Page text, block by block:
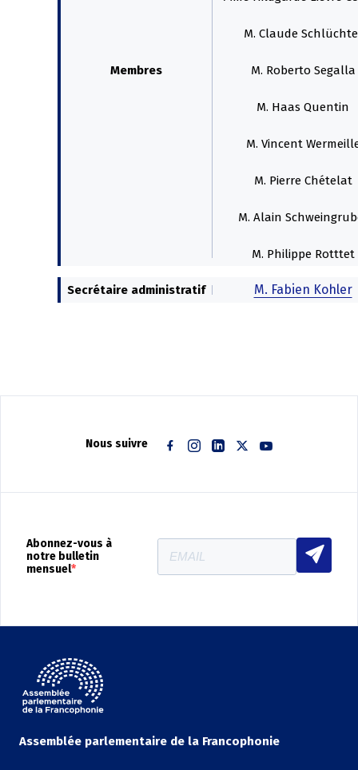
Membres
M. Claude
M. Roberto Segalla
M. Haas Quentin
M. Vincent
M. Pierre Chételat
M. Alain
M. Philippe Rotttet
Secrétaire administratif M. Fabien Kohler
Nous suivre
Abonnez-vous à
notre bulletin
mensuel
Assemblée parlementaire de la Francophonie